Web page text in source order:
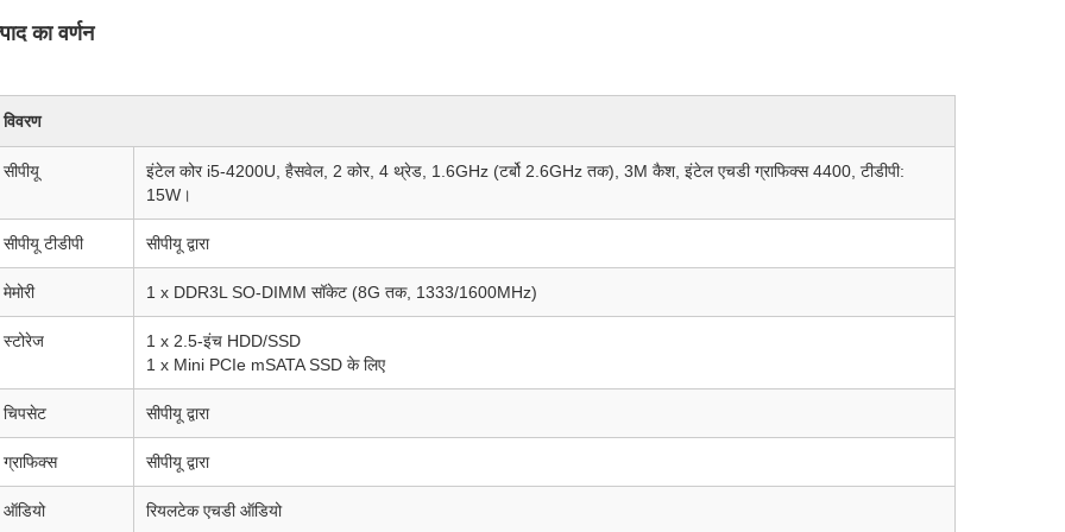
का वर्णन
विवरण
सीपीयू
इंटेल कोर i5-4200U, हैसवेल, 2 कोर, 4 थ्रेड, 1.6GHz (टर्बो 2.6GHz तक), 3M कैश, इंटेल एचडी ग्राफिक्स 4400, टीडीपी:
15W।
सीपीयू टीडीपी सीपीयू द्वारा
मेमोरी 1 x DDR3L SO-DIMM सॉकेट (8G तक, 1333/1600MHz)
स्टोरेज
1 x 2.5-इंच HDD/SSD
1 x Mini PCIe mSATA SSD के लिए
चिपसेट सीपीयू द्वारा
ग्राफिक्स सीपीयू द्वारा
ऑडियो रियलटेक एचडी ऑडियो